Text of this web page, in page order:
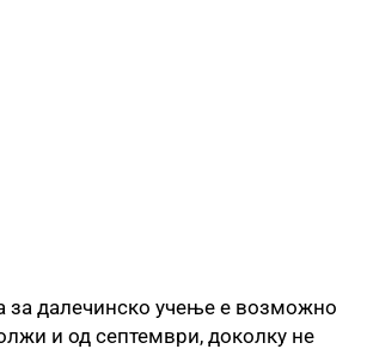
за далечинско учење е возможно
и од септември, доколку не